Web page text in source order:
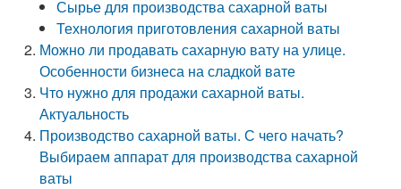
Сырье для производства сахарной ваты
Технология приготовления сахарной ваты
Можно ли продавать сахарную вату на улице.
Особенности бизнеса на сладкой вате
Что нужно для продажи сахарной ваты.
Актуальность
Производство сахарной ваты. С чего начать?
Выбираем аппарат для производства сахарной
ваты